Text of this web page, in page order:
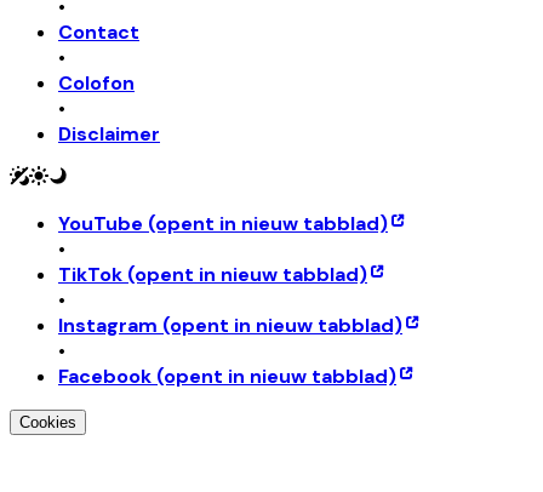
•
Contact
•
Colofon
•
Disclaimer
YouTube (opent in nieuw tabblad)
•
TikTok (opent in nieuw tabblad)
•
Instagram (opent in nieuw tabblad)
•
Facebook (opent in nieuw tabblad)
Cookies